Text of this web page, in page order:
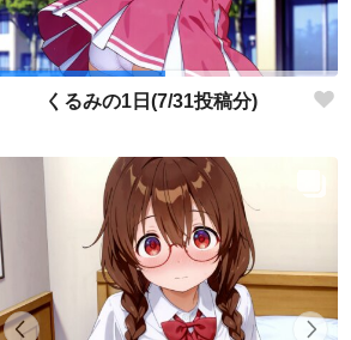
くるみの1日(7/31投稿分)